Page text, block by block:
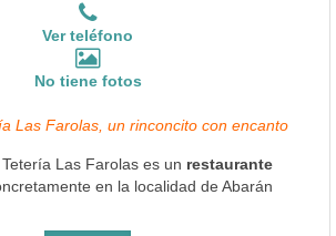
Ver teléfono
No tiene fotos
Las Farolas, un rinconcito con encanto
Las Farolas es un restaurante
en la localidad de Abarán